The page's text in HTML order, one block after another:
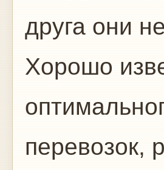
друга они
Хорошо